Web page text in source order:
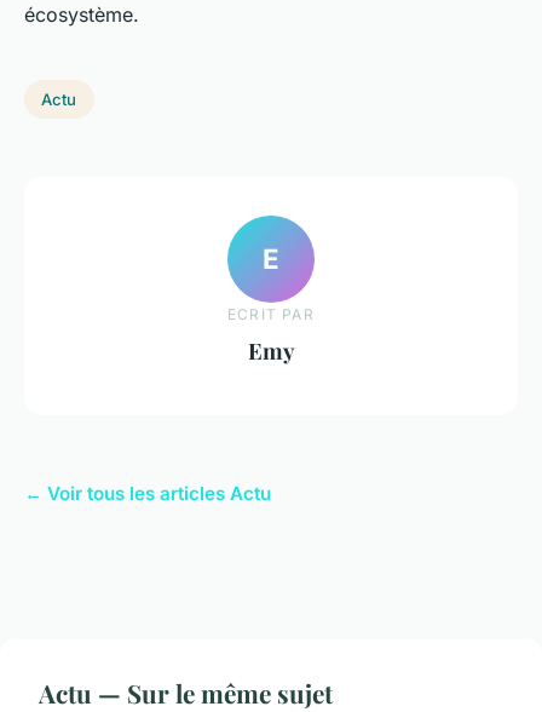
écosystème.
Actu
E
ECRIT PAR
Emy
← Voir tous les articles Actu
Actu — Sur le même sujet